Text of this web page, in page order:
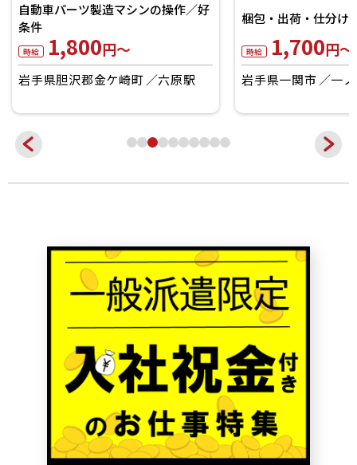
自動車パーツ製造マシンの操作／好
条件
時給 1,800円～
岩手県胆沢郡金ケ崎町 六原駅
梱包・出荷・仕分け
時給 1,700円～
岩手県一関市 一